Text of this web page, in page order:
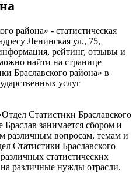
района» - статистическая
Ленинская ул., 75,
рейтинг, отзывы и
найти на странице
Браславского района» в
услуг
Статистики Браславского
Браслав занимается сбором и
различным вопросам, темам и
Статистики Браславского
статистических
различные нужды отрасли.